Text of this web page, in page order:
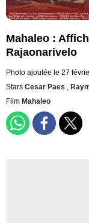
Mahaleo :
Rajaonarivelo
Photo ajoutée le 27
Stars Cesar Paes ,
Film Mahaleo